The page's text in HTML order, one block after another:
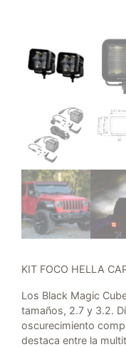
KIT FOCO HELLA
Los Black Magic
tamaños, 2.7 y 3.2.
oscurecimiento
destaca entre la